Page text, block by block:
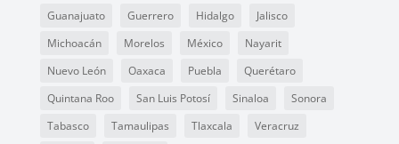
Guanajuato
Guerrero Hidalgo
Jalisco
Michoacán
Morelos México
Nayarit
Nuevo León
Oaxaca Puebla
Querétaro
Quintana Roo
San Luis Potosí Sinaloa
Sonora
Tabasco
Tamaulipas Tlaxcala
Veracruz